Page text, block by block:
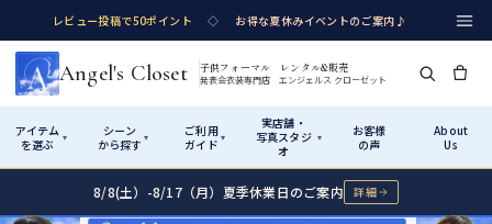
レビュー投稿で50ポイント ◇ お得な夏休みイベントのご案内♪
Angel's Closet 子供フォーマル レンタル&販売
発表会衣装専門店 エンジェルス クローゼット
アイテム
を選ぶ
▾
シーン
から探す ▾
ご利用
ガイド ▾
実店舗・
写真スタジ
オ
▾
お客様
の声
About
Us
Shop by Category アイテムから探す
Shop by Occasion シーンから探す
How It Works ご利用ガイド
Visit Us 実店舗・写真スタジオ
8/8(土）-8/17（月）夏季休業日のご案内 詳細